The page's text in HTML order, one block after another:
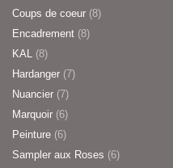
Coups de coeur (8)
Encadrement (8)
KAL (8)
Hardanger (7)
Nuancier (7)
Marquoir (6)
Peinture (6)
Sampler aux Roses (6)